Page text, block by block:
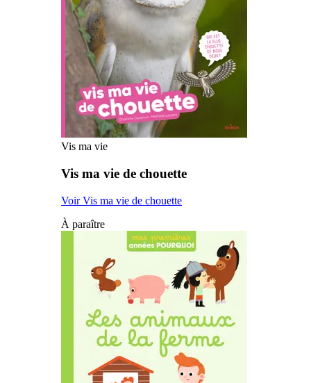
Vis ma vie
Vis ma vie de chouette
Voir Vis ma vie de chouette
À paraître